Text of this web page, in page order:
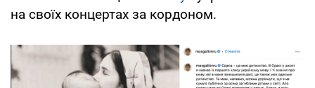
на своїх концертах за кордоном.